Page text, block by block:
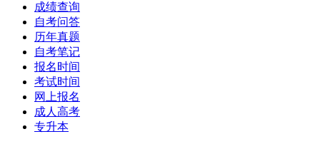
成绩查询
自考问答
历年真题
自考笔记
报名时间
考试时间
网上报名
成人高考
专升本